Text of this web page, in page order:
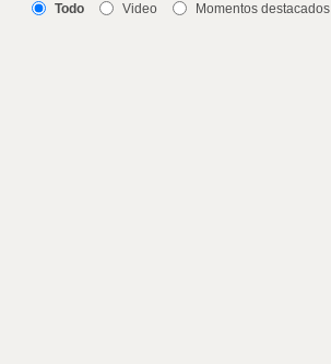
Todo Video
Momentos destacados